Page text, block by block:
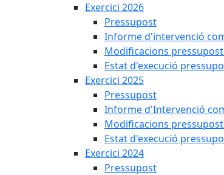
Exercici 2026
Pressupost
Informe d'intervenció
Modificacions
Estat d'execució
Exercici 2025
Pressupost
Informe d'Intervenció
Modificacions
Estat d'execució
Exercici 2024
Pressupost